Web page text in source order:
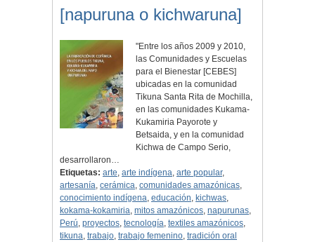
[napuruna o kichwaruna]
"Entre los años 2009 y 2010,
las Comunidades y Escuelas
para el Bienestar [CEBES]
ubicadas en la comunidad
Tikuna Santa Rita de Mochilla,
en las comunidades Kukama-
Kukamiria Payorote y
Betsaida, y en la comunidad
Kichwa de Campo Serio,
desarrollaron…
Etiquetas: arte, arte indígena, arte popular,
artesanía, cerámica, comunidades amazónicas,
conocimiento indígena, educación, kichwas,
kokama-kokamiria, mitos amazónicos, napurunas,
Perú, proyectos, tecnología, textiles amazónicos,
tikuna, trabajo, trabajo femenino, tradición oral